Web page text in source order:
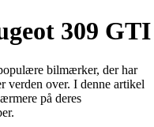
309 GTI
bilmærker, der har
verden over. I denne artikel
på deres